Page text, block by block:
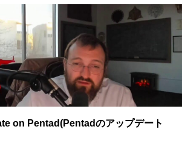
on Pentad(Pentadのアップデート